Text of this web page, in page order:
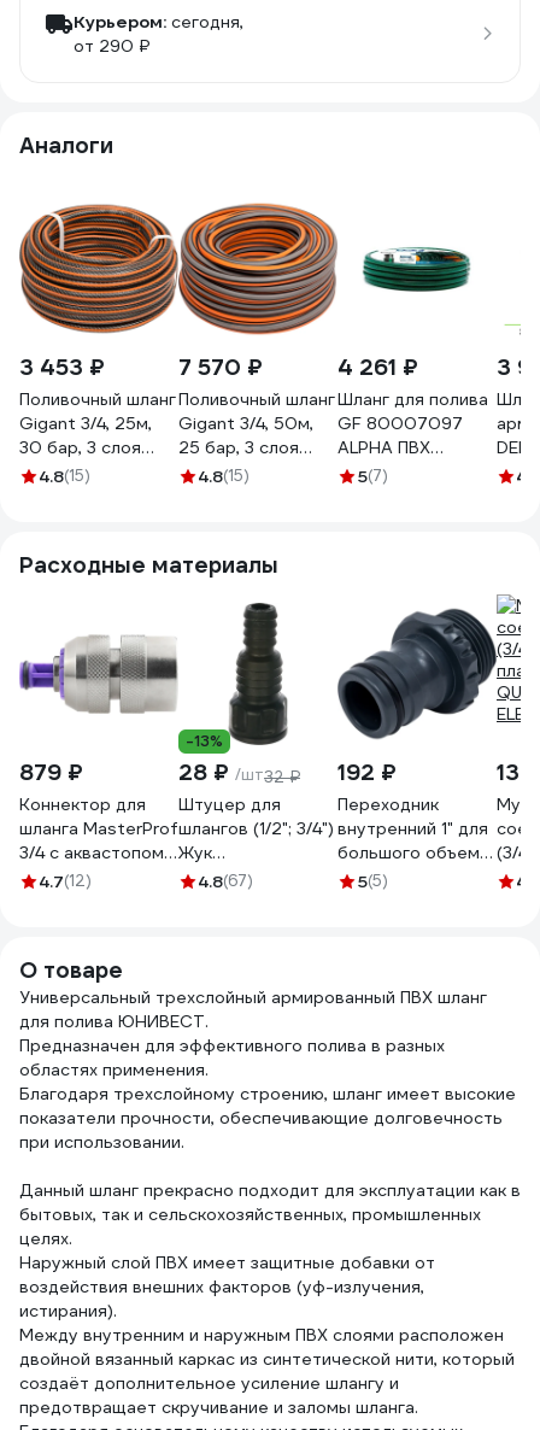
Курьером: сегодня,
от 290 ₽
Аналоги
3 453 ₽
Поливочный шланг
Gigant 3/4, 25м,
30 бар, 3 слоя
GWH-05
4.8(15)
7 570 ₽
Поливочный шланг
Gigant 3/4, 50м,
25 бар, 3 слоя
GWH-09
4.8(15)
4 261 ₽
Шланг для полива
GF 80007097
ALPHA ПВХ
армированный 19
5(7)
3
304.7
Расходные материалы
879 ₽
Коннектор для
шланга MasterProf
3/4 с аквастопом
соединитель
4.7(12)
-13%
28 ₽ /шт32 ₽
Штуцер для
шлангов (1/2"; 3/4")
Жук
4607156364411
4.8(67)
192 ₽
Переходник
внутренний 1" для
большого объема
воды USP 77396
5(5)
(3/4''
4.7
О товаре
Универсальный трехслойный армированный ПВХ шланг
для полива ЮНИВЕСТ.
Предназначен для эффективного полива в разных
областях применения.
Благодаря трехслойному строению, шланг имеет высокие
показатели прочности, обеспечивающие долговечность
при использовании.
Данный шланг прекрасно подходит для эксплуатации как в
бытовых, так и сельскохозяйственных, промышленных
целях.
Наружный слой ПВХ имеет защитные добавки от
воздействия внешних факторов (уф-излучения,
истирания).
Между внутренним и наружным ПВХ слоями расположен
двойной вязанный каркас из синтетической нити, который
создаёт дополнительное усиление шлангу и
предотвращает скручивание и заломы шланга.